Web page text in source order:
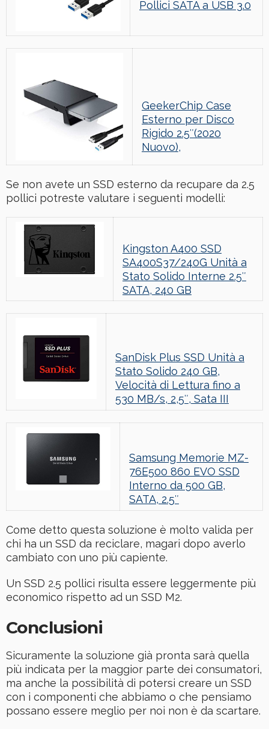
Pollici SATA a USB 3.0
GeekerChip Case
Esterno per Disco
Rigido 2.5″(2020
Nuovo),
Se non avete un SSD esterno da recupare da 2.5
pollici potreste valutare i seguenti modelli:
Kingston A400 SSD
SA400S37/240G Unità a
Stato Solido Interne 2.5″
SATA, 240 GB
SanDisk Plus SSD Unità a
Stato Solido 240 GB,
Velocità di Lettura fino a
530 MB/s, 2,5″, Sata III
Samsung Memorie MZ-
76E500 860 EVO SSD
Interno da 500 GB,
SATA, 2.5″
Come detto questa soluzione è molto valida per
chi ha un SSD da reciclare, magari dopo averlo
cambiato con uno più capiente.
Un SSD 2.5 pollici risulta essere leggermente più
economico rispetto ad un SSD M2.
Conclusioni
Sicuramente la soluzione già pronta sarà quella
più indicata per la maggior parte dei consumatori,
ma anche la possibilità di potersi creare un SSD
con i componenti che abbiamo o che pensiamo
possano essere meglio per noi non è da scartare.